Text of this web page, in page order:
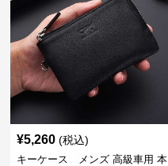
¥5,260 (税込)
キーケース メンズ 高級車用 本